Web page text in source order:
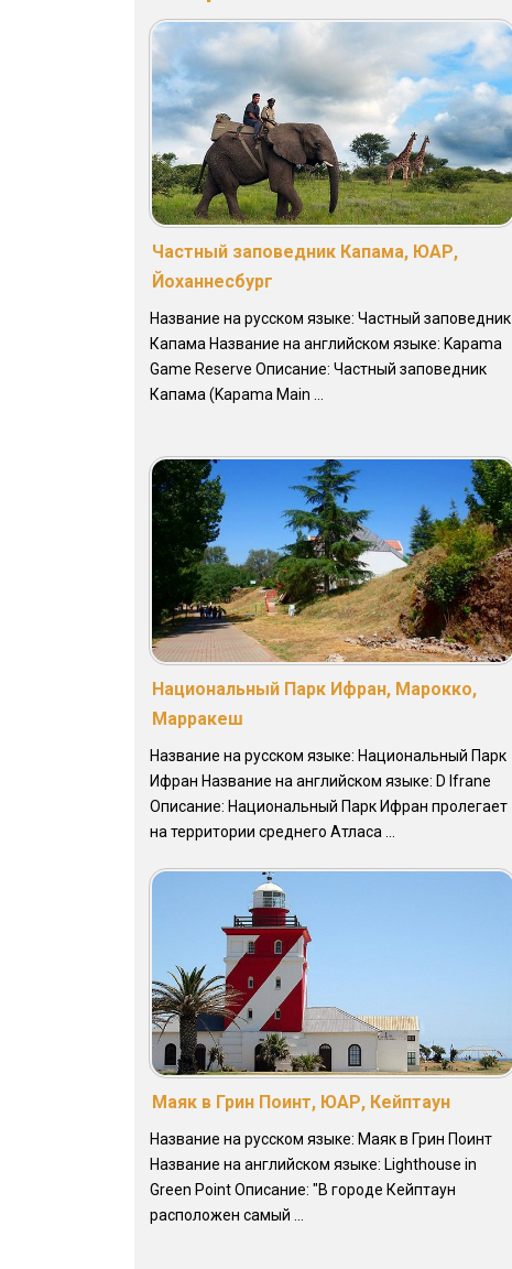
Частный заповедник Капама, ЮАР,
Йоханнесбург
Название на русском языке: Частный заповедник
Капама Название на английском языке: Kapama
Game Reserve Описание: Частный заповедник
Капама (Kapama Main ...
Национальный Парк Ифран, Марокко,
Марракеш
Название на русском языке: Национальный Парк
Ифран Название на английском языке: D Ifrane
Описание: Национальный Парк Ифран пролегает
на территории среднего Атласа ...
Маяк в Грин Поинт, ЮАР, Кейптаун
Название на русском языке: Маяк в Грин Поинт
Название на английском языке: Lighthouse in
Green Point Описание: "В городе Кейптаун
расположен самый ...